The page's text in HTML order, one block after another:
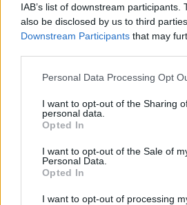
IAB’s list of downstream participants.
also be disclosed by us to third
Downstream Participants that may
Please note that this website/app
not limited to your visit or usage
grant or deny consent to Google and
use your data for below specified
consent section.
Personal Data Processing Opt
I want to opt-out of the Sharing
personal data.
Opted In
I want to opt-out of the Sale of
Personal Data.
Opted In
I want to opt-out of processing
FE: Büntetésözön után
Hallgasd meg a Formula
legfrissebb adását!